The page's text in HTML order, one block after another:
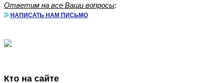
Ответим на все Ваши вопросы:
НАПИСАТЬ НАМ ПИСЬМО
Кто на сайте